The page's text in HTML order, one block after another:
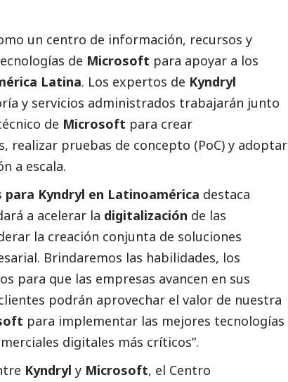
un centro de información, recursos y
de Microsoft para apoyar a los
Latina. Los expertos de Kyndryl
y servicios administrados trabajarán junto
de Microsoft para crear
realizar pruebas de concepto (PoC) y adoptar
a escala.
para Kyndryl en Latinoamérica destaca
a acelerar la digitalización de las
la creación conjunta de soluciones
Brindaremos las habilidades, los
para que las empresas avancen en sus
podrán aprovechar el valor de nuestra
para implementar las mejores tecnologías
digitales más críticos”.
Kyndryl y Microsoft, el Centro